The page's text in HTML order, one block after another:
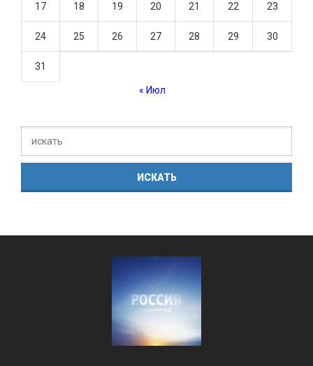
17 18 19 20 21 22 23
24 25 26 27 28 29 30
31
« Июл